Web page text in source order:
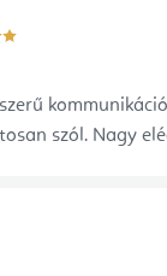
szól. Nagy